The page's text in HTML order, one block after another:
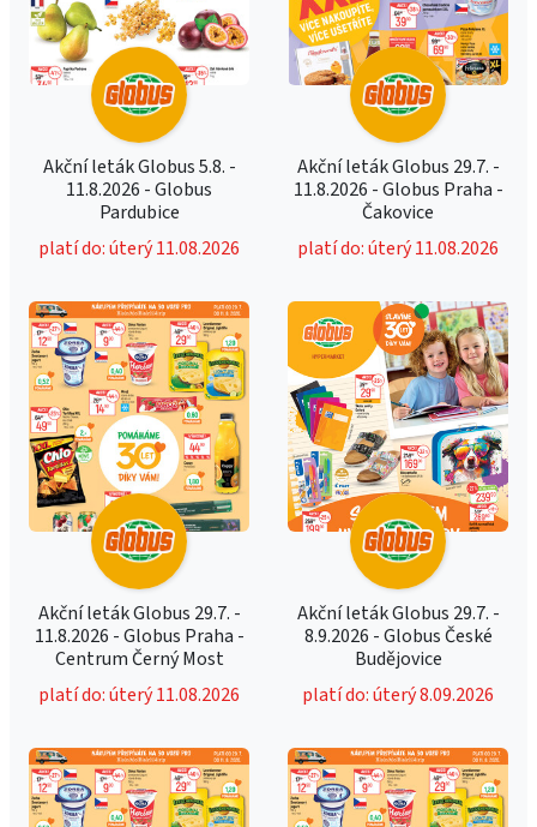
Akční leták Globus 5.8. -
11.8.2026 - Globus
Pardubice
platí do: úterý 11.08.2026
Akční leták Globus 29.7. -
11.8.2026 - Globus Praha -
Čakovice
platí do: úterý 11.08.2026
Akční leták Globus 29.7. -
11.8.2026 - Globus Praha -
Centrum Černý Most
platí do: úterý 11.08.2026
Akční leták Globus 29.7. -
8.9.2026 - Globus České
Budějovice
platí do: úterý 8.09.2026